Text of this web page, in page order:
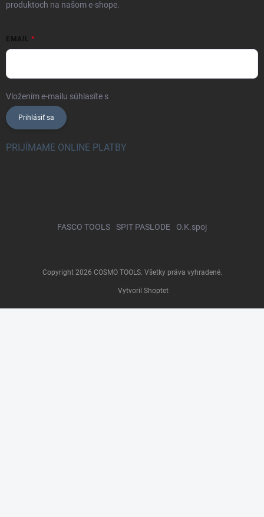
produktoch na našom e-shope.
EMAIL
Vložením e-mailu súhlasíte s
Prihlásiť sa
PRIJÍMAME ONLINE PLATBY
FASCO TOOLS SPIT PASLODE O.K.spoj
Vytvoril Shoptet
Copyright 2026 COSMO TOOLS. Všetky práva vyhradené.